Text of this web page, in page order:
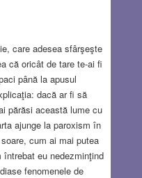
care adesea sfârşeşte
că oricât de tare te-ai fi
până la apusul
dacă ar fi să
părăsi această lume cu
ajunge la paroxism în
cum ai mai putea
eu nedezminţind
fenomenele de